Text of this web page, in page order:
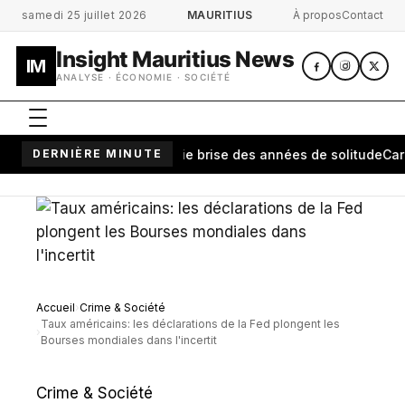
Aller au contenu principal
samedi 25 juillet 2026 MAURITIUS À proposContact
IM Insight Mauritius News
ANALYSE · ÉCONOMIE · SOCIÉTÉ
DERNIÈRE MINUTE
une cérémonie brise des années de solitude
Accueil Crime & Société
Taux américains: les déclarations de la Fed plongent les
Bourses mondiales dans l'incertit
Crime & Société